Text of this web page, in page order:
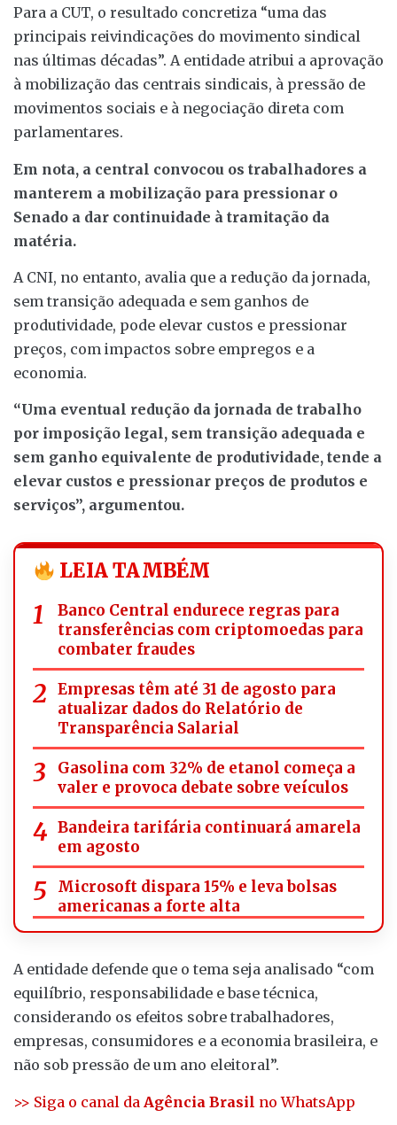
Para a CUT, o resultado concretiza “uma das
principais reivindicações do movimento sindical
nas últimas décadas”. A entidade atribui a aprovação
à mobilização das centrais sindicais, à pressão de
movimentos sociais e à negociação direta com
parlamentares.
Em nota, a central convocou os trabalhadores a
manterem a mobilização para pressionar o
Senado a dar continuidade à tramitação da
matéria.
A CNI, no entanto, avalia que a redução da jornada,
sem transição adequada e sem ganhos de
produtividade, pode elevar custos e pressionar
preços, com impactos sobre empregos e a
economia.
“Uma eventual redução da jornada de trabalho
por imposição legal, sem transição adequada e
sem ganho equivalente de produtividade, tende a
elevar custos e pressionar preços de produtos e
serviços”, argumentou.
LEIA TAMBÉM
Banco Central endurece regras para
transferências com criptomoedas para
combater fraudes
Empresas têm até 31 de agosto para
atualizar dados do Relatório de
Transparência Salarial
Gasolina com 32% de etanol começa a
valer e provoca debate sobre veículos
Bandeira tarifária continuará amarela
em agosto
Microsoft dispara 15% e leva bolsas
americanas a forte alta
A entidade defende que o tema seja analisado “com
equilíbrio, responsabilidade e base técnica,
considerando os efeitos sobre trabalhadores,
empresas, consumidores e a economia brasileira, e
não sob pressão de um ano eleitoral”.
>> Siga o canal da Agência Brasil no WhatsApp